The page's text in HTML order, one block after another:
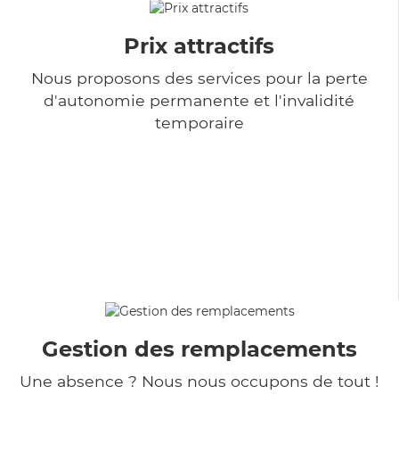
Prix attractifs
Nous proposons des services pour la perte
d'autonomie permanente et l'invalidité
temporaire
Gestion des remplacements
Une absence ? Nous nous occupons de tout !